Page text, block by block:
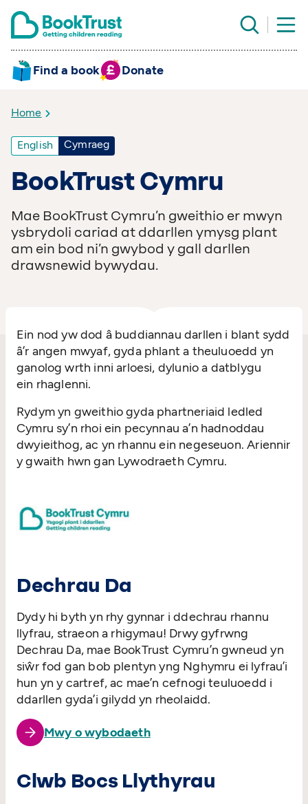
Find a book Donate
Home
English Cymraeg
BookTrust Cymru
Mae BookTrust Cymru’n gweithio er mwyn
ysbrydoli cariad at ddarllen ymysg plant
am ein bod ni’n gwybod y gall darllen
drawsnewid bywydau.
Ein nod yw dod â buddiannau darllen i blant sydd
â’r angen mwyaf, gyda phlant a theuluoedd yn
ganolog wrth inni arloesi, dylunio a datblygu
ein rhaglenni.
Rydym yn gweithio gyda phartneriaid ledled
Cymru sy’n rhoi ein pecynnau a’n hadnoddau
dwyieithog, ac yn rhannu ein negeseuon. Ariennir
y gwaith hwn gan Lywodraeth Cymru.
Dechrau Da
Dydy hi byth yn rhy gynnar i ddechrau rhannu
llyfrau, straeon a rhigymau! Drwy gyfrwng
Dechrau Da, mae BookTrust Cymru’n gwneud yn
siŵr fod gan bob plentyn yng Nghymru ei lyfrau’i
hun yn y cartref, ac mae’n cefnogi teuluoedd i
ddarllen gyda’i gilydd yn rheolaidd.
Mwy o wybodaeth
Clwb Bocs Llythyrau